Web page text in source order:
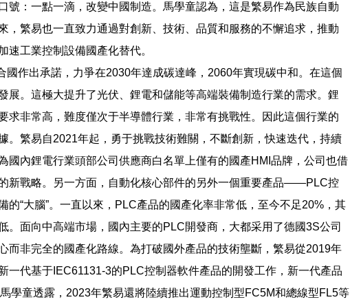
號：一點一滴，改變中國制造。馬學童認為，這是繁易作為民族自動
，繁易也一直致力通過對創新、技術、品質和服務的不懈追求，推動
速工業控制設備國產化替代。
國作出承諾，力爭在2030年達成碳達峰，2060年實現碳中和。在這個
展。這極大提升了光伏、鋰電和儲能等高端裝備制造行業的需求。鋰
求非常高，難度僅次于半導體行業，非常有挑戰性。因此這個行業的
。繁易自2021年起，勇于挑戰技術難關，不斷創新，快速迭代，持續
國內鋰電行業頭部公司供應商白名單上僅有的國產HMI品牌，公司也借
新戰略。另一方面，自動化核心部件的另外一個重要產品——PLC控
的“大腦”。一直以來，PLC產品的國產化率非常低，至今不足20%，其
。面向中高端市場，國內主要的PLC開發商，大都采用了德國3S公司
而非完全的國產化路線。為打破國外產品的技術壟斷，繁易從2019年
一代基于IEC61131-3的PLC控制器軟件產品的開發工作，新一代產品
學童透露，2023年繁易還將陸續推出運動控制型FC5M和總線型FL5等